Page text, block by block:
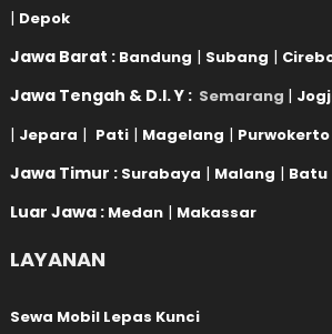
| Depok
Jawa Barat : Bandung | Subang |
Jawa Tengah & D.I. Y : Semarang |
| Jepara | Pati | Magelang | Purwokerto
Jawa Timur : Surabaya | Malang | Batu
Luar Jawa : Medan | Makassar
LAYANAN
Sewa Mobil Lepas Kunci